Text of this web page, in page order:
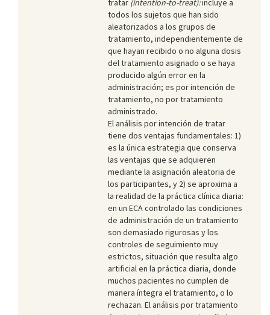
todos los sujetos que han sido
aleatorizados a los grupos de
tratamiento, independientemente de
que hayan recibido o no alguna dosis
del tratamiento asignado o se haya
producido algún error en la
administración; es por intención de
tratamiento, no por tratamiento
administrado.
El análisis por intención de tratar
tiene dos ventajas fundamentales: 1)
es la única estrategia que conserva
las ventajas que se adquieren
mediante la asignación aleatoria de
los participantes, y 2) se aproxima a
la realidad de la práctica clínica diaria:
en un ECA controlado las condiciones
de administración de un tratamiento
son demasiado rigurosas y los
controles de seguimiento muy
estrictos, situación que resulta algo
artificial en la práctica diaria, donde
muchos pacientes no cumplen de
manera íntegra el tratamiento, o lo
rechazan. El análisis por tratamiento